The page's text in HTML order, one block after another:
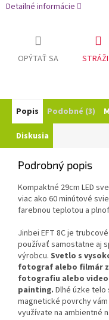
Detailné informácie
OPÝTAŤ SA
Popis Podobné (3)
Diskusia
Podrobný popis
Kompaktné 29cm LED
viac ako 60 minútové
farebnou teplotou a
Jinbei EFT 8C je
používať samostatne aj
výrobcu. Svetlo s
fotograf alebo filmár
fotografiu alebo
painting. Dlhé úzke
magnetické povrchy
využívate na ambientné